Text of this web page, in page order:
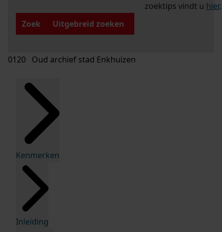
zoektips vindt u hier.
Zoek
Uitgebreid zoeken
0120 Oud archief stad Enkhuizen
Kenmerken
Inleiding